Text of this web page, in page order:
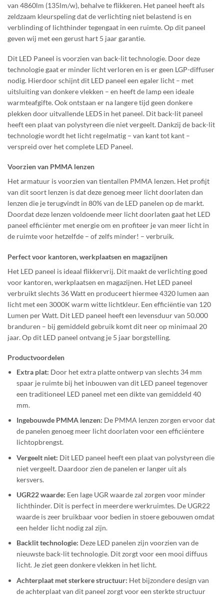
van 4860lm (135lm/w), behalve te flikkeren. Het paneel heeft als
zeldzaam kleurspeling dat deverlichting niet belastend is en
verblinding of lichthinder tegengaat in een ruimte.Op dit paneel
geven wij met een gerust hart 5 jaar garantie.
Dit LED Paneel is voorzien van back-lit technologie. Door deze
technologie gaat er minder licht verloren en is er geen LGP-diffuser
nodig. Hierdoor schijnt dit LED paneel een egaler licht – met
uitsluiting van donkere vlekken – en heeft de lamp een ideale
warmteafgifte. Ook ontstaan er na langere tijd geen donkere
plekken door uitvallende LEDS in het paneel. Dit back-lit paneel
heeft een plaat van polystyreen die niet vergeelt. Dankzij de back-lit
technologie wordt het licht regelmatig – van kant tot kant –
verspreid over het complete LED Paneel.
Voorzien van PMMA lenzen
Het armatuur is voorzien van tientallen PMMA lenzen. Het profijt
van dit soort lenzen is dat deze genoeg meer licht doorlaten dan
lenzen die je terugvindt in 80% van de LED panelen op de markt.
Doordat deze lenzen voldoende meer licht doorlaten gaat het LED
paneel efficiënter met energie om en profiteer je van meer licht in
de ruimte voor hetzelfde – of zelfs minder! – verbruik.
Perfect voor kantoren, werkplaatsen en magazijnen
Het LED paneel is ideaal flikkervrij. Dit maakt de verlichting goed
voor kantoren, werkplaatsen en magazijnen. Het LED paneel
verbruikt slechts 36 Watt en produceert hiermee 4320 lumen aan
licht met een 3000K warm witte lichtkleur. Een efficiëntie van 120
Lumen per Watt. Dit LED paneel heeft een levensduur van 50.000
branduren – bij gemiddeld gebruik komt dit neer op minimaal 20
jaar. Op dit LED paneel ontvang je 5 jaar borgstelling.
Productvoordelen
Extra plat: Door het extra platte ontwerp van slechts 34 mm
spaar je ruimte bij het inbouwen van dit LED paneel tegenover
een traditioneel LED paneel met een dikte van gemiddeld 40
mm.
Ingebouwde PMMA lenzen: De PMMA lenzen zorgen ervoor dat
de panelen genoeg meer licht doorlaten voor een efficiëntere
lichtopbrengst.
Vergeelt niet: Dit LED paneel heeft een plaat van polystyreen die
niet vergeelt. Daardoor zien de panelen er langer uit als
kersvers.
UGR22 waarde: Een lage UGR waarde zal zorgen voor minder
lichthinder. Dit is perfect in meerdere werkruimtes. De UGR22
waarde is zeer bruikbaar voor bedien in stoere gebouwen omdat
een helder licht nodig zal zijn.
Backlit technologie: Deze LED panelen zijn voorzien van de
nieuwste back-lit technologie. Dit zorgt voor een mooi diffuus
licht. Je ziet geen donkere vlekken in het licht.
Achterplaat met sterkere structuur: Het bijzondere design van
de achterplaat van dit paneel zorgt voor een sterkte structuur